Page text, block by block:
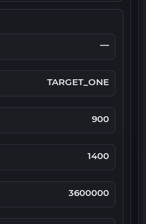
—
TARGET_ONE
900
1400
3600000